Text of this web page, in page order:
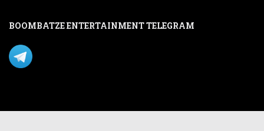
BOOMBATZE ENTERTAINMENT TELEGRAM